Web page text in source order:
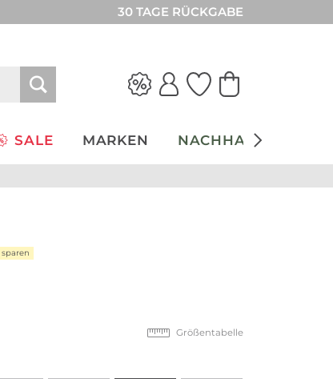
30 TAGE RÜCKGABE
SALE MARKEN NACHHALTIGKEIT
sparen
Größentabelle